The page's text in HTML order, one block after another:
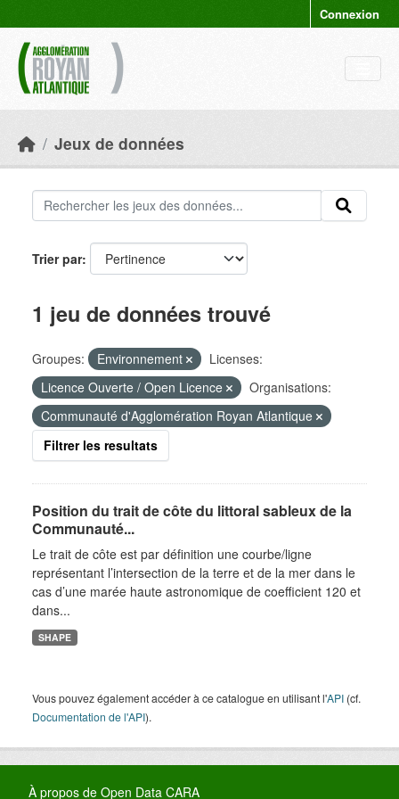
Connexion
Jeux de données
Trier par
1 jeu de données trouvé
Groupes: Environnement
Licenses:
Licence Ouverte / Open Licence
Organisations:
Communauté d'Agglomération Royan Atlantique
Filtrer les resultats
Position du trait de côte du littoral sableux de la
Communauté...
Le trait de côte est par définition une courbe/ligne
représentant l’intersection de la terre et de la mer dans le
cas d’une marée haute astronomique de coefficient 120 et
dans...
SHAPE
Vous pouvez également accéder à ce catalogue en utilisant l'API (cf.
Documentation de l'API).
À propos de Open Data CARA